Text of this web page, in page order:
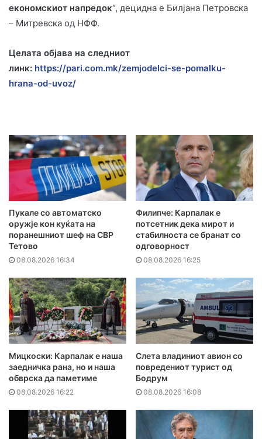
економскиот напредок“, децидна е Билјана Петровска
– Митревска од НФФ.
Целата објава на следниот
линк: https://pari.com.mk/zemjodelci-se-pomalku-
hrana-od-uvoz/
Пукале со автоматско
оружје кон куќата на
поранешниот шеф на СВР
Тетово
08.08.2026 16:34
Филипче: Карпалак е
потсетник дека мирот и
стабилноста се бранат со
одговорност
08.08.2026 16:25
Мицкоски: Карпалак е наша
заедничка рана, но и наша
обврска да паметиме
08.08.2026 16:22
Слета владиниот авион со
повредениот турист од
Бодрум
08.08.2026 16:08